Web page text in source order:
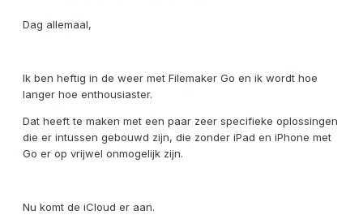
Dag allemaal,
Ik ben heftig in de weer met Filemaker Go en ik wordt hoe
langer hoe enthousiaster.
Dat heeft te maken met een paar zeer specifieke oplossingen
die er intussen gebouwd zijn, die zonder iPad en iPhone met
Go er op vrijwel onmogelijk zijn.
Nu komt de iCloud er aan.